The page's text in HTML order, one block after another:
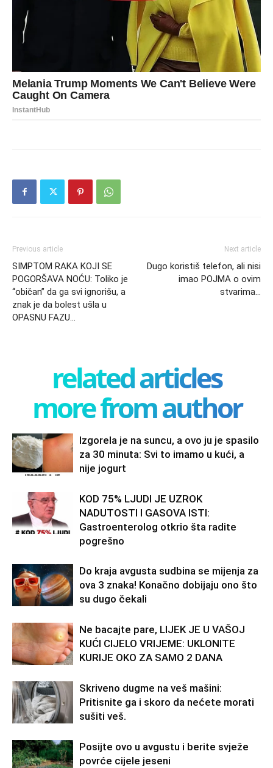
Previous article
SIMPTOM RAKA KOJI SE
POGORŠAVA NOĆU: Toliko je
“običan” da ga svi ignorišu, a
znak je da bolest ušla u
OPASNU FAZU…
Next article
Dugo koristiš telefon, ali nisi
imao POJMA o ovim
stvarima…
related articles
more from author
Izgorela je na suncu, a ovo ju je spasilo
za 30 minuta: Svi to imamo u kući, a
nije jogurt
KOD 75% LJUDI JE UZROK
NADUTOSTI I GASOVA ISTI:
Gastroenterolog otkrio šta radite
pogrešno
Do kraja avgusta sudbina se mijenja za
ova 3 znaka! Konačno dobijaju ono što
su dugo čekali
Ne bacajte pare, LIJEK JE U VAŠOJ
KUĆI CIJELO VRIJEME: UKLONITE
KURIJE OKO ZA SAMO 2 DANA
Skriveno dugme na veš mašini:
Pritisnite ga i skoro da nećete morati
sušiti veš.
Posijte ovo u avgustu i berite svježe
povrće cijele jeseni